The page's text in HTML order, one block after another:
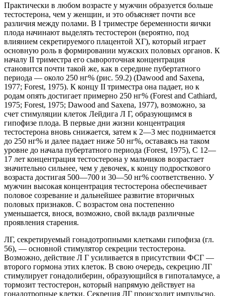
Практически в любом возрасте у мужчин образуется больше
тестостерона, чем у женщин, и это объясняет почти все
различия между полами. В I триместре беременности яички
плода начинают выделять тестостерон (вероятно, под
влиянием секретируемого плацентой ХГ), который играет
основную роль в формировании мужских половых органов. К
началу II триместра его сывороточная концентрация
становится почти такой же, как в середине пубертатного
периода — около 250 нг% (рис. 59.2) (Dawood and Saxena,
1977; Forest, 1975). К концу II триместра она падает, но к
родам опять достигает примерно 250 нг% (Forest and Cathiard,
1975; Forest, 1975; Dawood and Saxena, 1977), возможно, за
счет стимуляции клеток Лейдига Л Г, образующимся в
гипофизе плода. В первые дни жизни концентрация
тестостерона вновь снижается, затем к 2—3 мес поднимается
до 250 нг% и далее падает ниже 50 нг%, оставаясь на таком
уровне до начала пубертатного периода (Forest, 1975), С 12—
17 лет концентрация тестостерона у мальчиков возрастает
значительно сильнее, чем у девочек, к концу подросткового
возраста достигая 500—700 и 30—50 нг% соответственно. У
мужчин высокая концентрация тестостерона обеспечивает
половое созревание и дальнейшее развитие вторичных
половых признаков. С возрастом она постепенно
уменьшается, внося, возможно, свой вкладв различные
проявления старения.
ЛГ, секретируемый гонадотропными клетками гипофиза (гл.
56), — основной стимулятор секреции тестостерона.
Возможно, действие Л Г усиливается в присутствии ФСГ —
второго гормона этих клеток. В свою очередь, секрецию ЛГ
стимулирует гонадолиберин, образующийся в гипоталамусе, а
тормозит тестостерон, который напрямую действует на
гонадотропные клетки. Секреция ЛГ происходит импульсно,